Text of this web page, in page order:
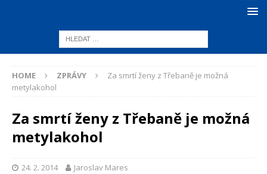
HOME ZPRÁVY
Za smrtí ženy z Třebaně je možná
metylakohol
Za smrtí ženy z Třebaně je možná
metylakohol
24. 2. 2014 Jaroslav Mares